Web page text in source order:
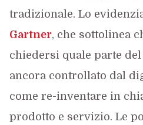
tradizionale. Lo
Gartner, che sottolinea
chiedersi quale parte
ancora controllato dal
come re-inventare in
prodotto e servizio. Le